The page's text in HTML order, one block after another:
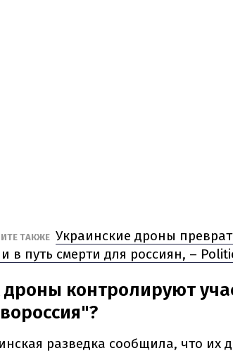
ТАКЖЕ Украинские дроны
в путь смерти для россиян, –
дроны контролируют
разведка сообщила, что их